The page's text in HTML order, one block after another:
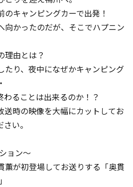
キャンピングカーで出発！
向かったのだが、そこでハプニン
理由とは？
たり、夜中になぜかキャンピング
ることは出来るのか！？
時の映像を大幅にカットしてお
い。
ョン～
薫が初登場してお送りする「奥貫